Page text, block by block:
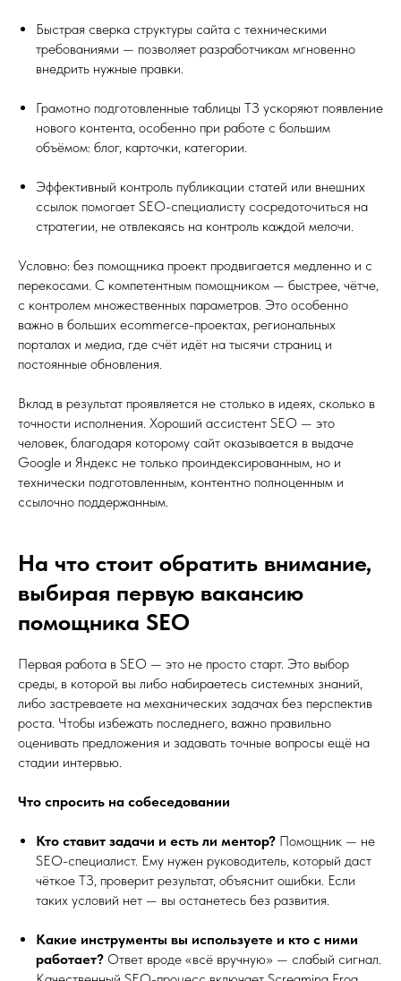
Быстрая сверка структуры сайта с техническими
требованиями — позволяет разработчикам мгновенно
внедрить нужные правки.
Грамотно подготовленные таблицы ТЗ ускоряют появление
нового контента, особенно при работе с большим
объёмом: блог, карточки, категории.
Эффективный контроль публикации статей или внешних
ссылок помогает SEO-специалисту сосредоточиться на
стратегии, не отвлекаясь на контроль каждой мелочи.
Условно: без помощника проект продвигается медленно и с
перекосами. С компетентным помощником — быстрее, чётче,
с контролем множественных параметров. Это особенно
важно в больших ecommerce-проектах, региональных
порталах и медиа, где счёт идёт на тысячи страниц и
постоянные обновления.
Вклад в результат проявляется не столько в идеях, сколько в
точности исполнения. Хороший ассистент SEO — это
человек, благодаря которому сайт оказывается в выдаче
Google и Яндекс не только проиндексированным, но и
технически подготовленным, контентно полноценным и
ссылочно поддержанным.
На что стоит обратить внимание,
выбирая первую вакансию
помощника SEO
Первая работа в SEO — это не просто старт. Это выбор
среды, в которой вы либо набираетесь системных знаний,
либо застреваете на механических задачах без перспектив
роста. Чтобы избежать последнего, важно правильно
оценивать предложения и задавать точные вопросы ещё на
стадии интервью.
Что спросить на собеседовании
Кто ставит задачи и есть ли ментор? Помощник — не
SEO-специалист. Ему нужен руководитель, который даст
чёткое ТЗ, проверит результат, объяснит ошибки. Если
таких условий нет — вы останетесь без развития.
Какие инструменты вы используете и кто с ними
работает? Ответ вроде «всё вручную» — слабый сигнал.